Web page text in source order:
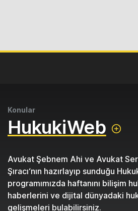
Konular
HukukiWeb
Avukat Şebnem Ahi ve Avukat
Şıracı‘nın hazırlayıp sunduğu
programımızda haftanını bilişim
haberlerini ve dijital dünyadaki
gelişmeleri bulabilirsiniz.